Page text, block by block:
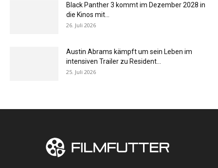
Black Panther 3 kommt im Dezember 2028 in
die Kinos mit...
26. Juli 2026
Austin Abrams kämpft um sein Leben im
intensiven Trailer zu Resident...
25. Juli 2026